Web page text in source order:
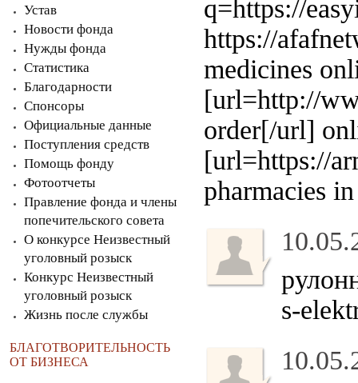
Устав
Новости фонда
Нужды фонда
Статистика
Благодарности
Спонсоры
Официальные данные
Поступления средств
Помощь фонду
Фотоотчеты
Правление фонда и члены
попечительского совета
О конкурсе Неизвестный
уголовный розыск
Конкурс Неизвестный
уголовный розыск
Жизнь после службы
БЛАГОТВОРИТЕЛЬНОСТЬ
ОТ БИЗНЕСА
q=https://
https://
medicines
[url=http://
order[/url]
[url=https://
pharmacies
s-